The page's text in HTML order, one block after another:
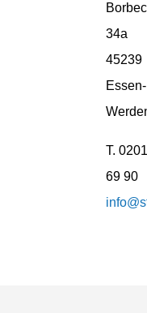
34a
45239
Essen-
T.
69 90